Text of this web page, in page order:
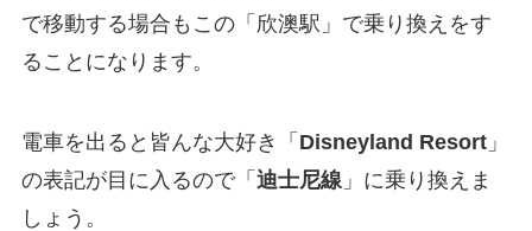
で移動する場合もこの「欣澳駅」で乗り換えをす
ることになります。
電車を出ると皆んな大好き「 Disneyland Resort」
の表記が目に入るので「 迪士尼線 」に乗り換えま
しょう。